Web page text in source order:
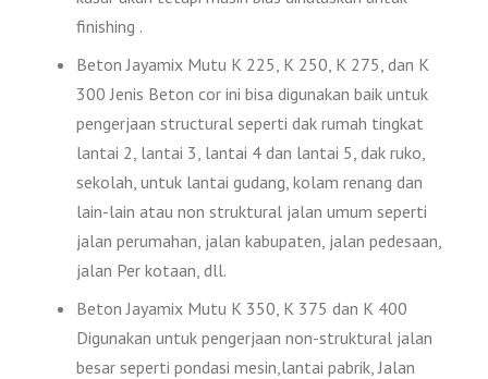
finishing .
Beton Jayamix Mutu K 225, K 250, K 275, dan K
300 Jenis Beton cor ini bisa digunakan baik untuk
pengerjaan structural seperti dak rumah tingkat
lantai 2, lantai 3, lantai 4 dan lantai 5, dak ruko,
sekolah, untuk lantai gudang, kolam renang dan
lain-lain atau non struktural jalan umum seperti
jalan perumahan, jalan kabupaten, jalan pedesaan,
jalan Per kotaan, dll.
Beton Jayamix Mutu K 350, K 375 dan K 400
Digunakan untuk pengerjaan non-struktural jalan
besar seperti pondasi mesin,lantai pabrik, Jalan